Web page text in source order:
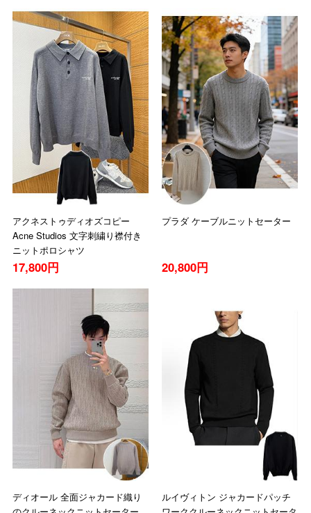
アクネストゥディオズコピー
Acne Studios 文字刺繍り襟付き
ニットポロシャツ
17,800円
プラダ ケーブルニットセーター
20,800円
ディオール 全面ジャカード織り
ルイヴィトン ジャカードパッチ